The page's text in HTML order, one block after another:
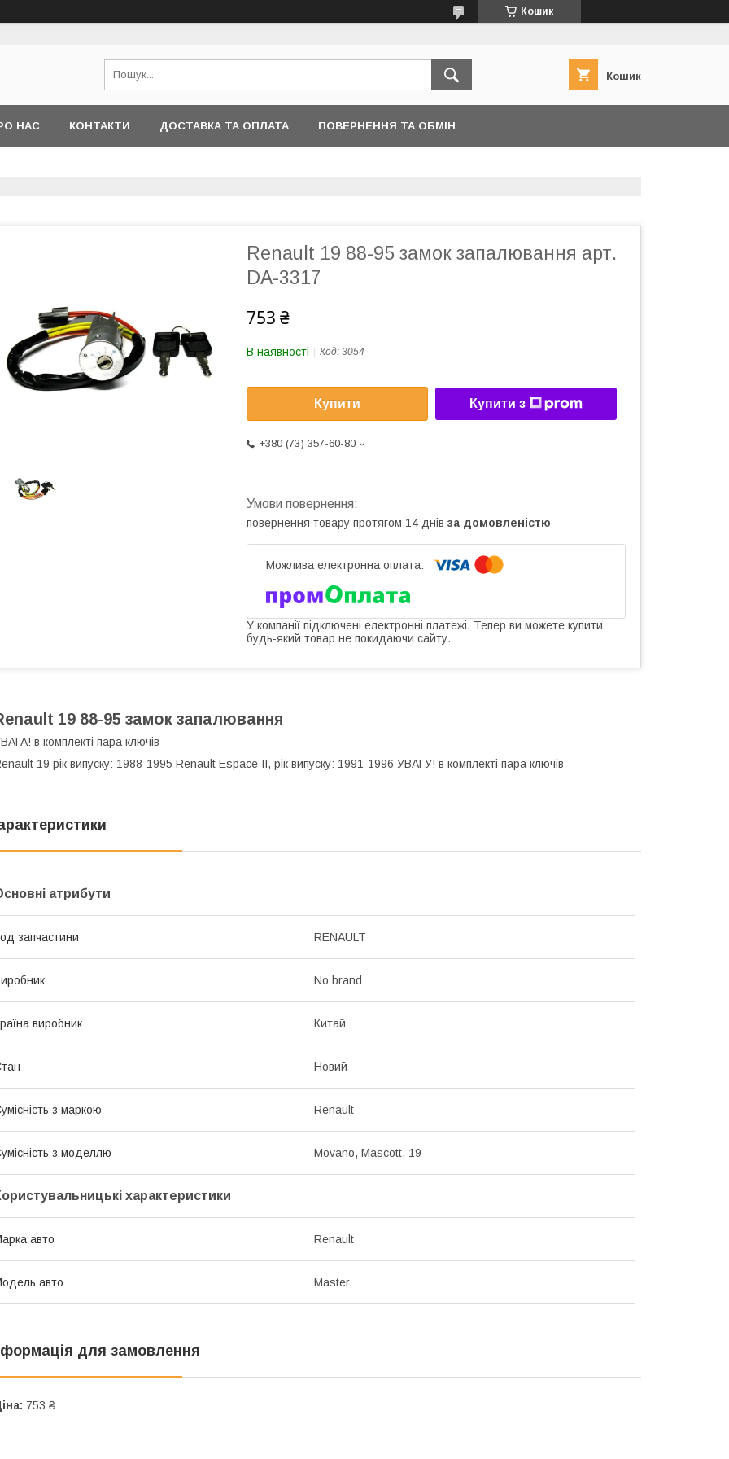
Кошик
Кошик
НАС КОНТАКТИ ДОСТАВКА ТА ОПЛАТА ПОВЕРНЕННЯ ТА ОБМІН
Renault 19 88-95 замок запалювання арт.
DA-3317
753 ₴
В наявності Код: 3054
Купити Купити з
+380 (73) 357-60-80
повернення товару протягом 14 днів за домовленістю
У компанії підключені електронні платежі. Тепер ви можете купити
будь-який товар не покидаючи сайту.
19 88-95 замок запалювання
в комплекті пара ключів
19 рік випуску: 1988-1995 Renault Espace II, рік випуску: 1991-1996 УВАГУ! в комплекті пара ключів
атрибути
запчастини RENAULT
No brand
виробник Китай
Новий
з маркою Renault
з моделлю Movano, Mascott, 19
характеристики
авто Renault
авто Master
для замовлення
753 ₴